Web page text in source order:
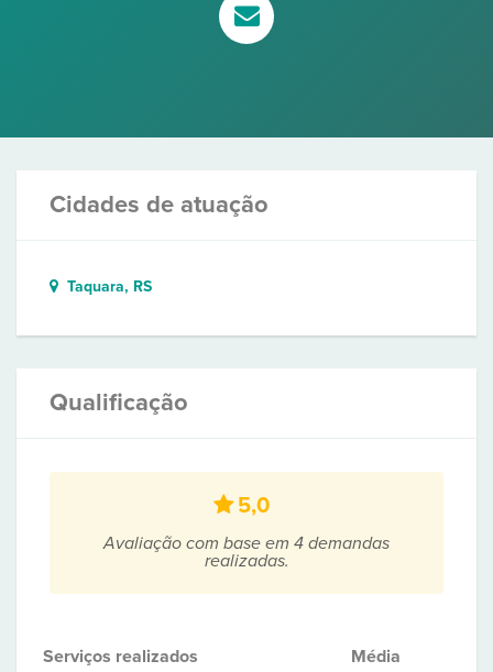
Cidades de atuação
Taquara, RS
Qualificação
5,0
Avaliação com base em 4 demandas
realizadas.
Serviços realizados Média